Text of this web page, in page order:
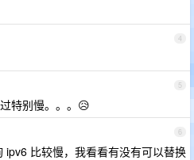
4
5
特别慢。。。😥
6
ipv6 比较慢，我看看有没有可以替换